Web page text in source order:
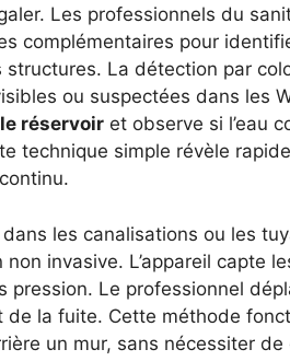
Les professionnels du
complémentaires pour
La détection par
ou suspectées dans les
réservoir et observe si l’eau
technique simple révèle
les canalisations ou les
invasive. L’appareil capte
pression. Le professionnel
de la fuite. Cette méthode
un mur, sans nécessiter